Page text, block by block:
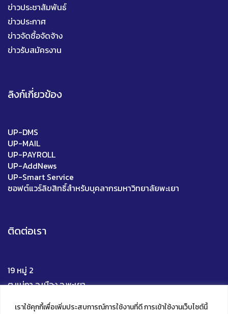
เราใช้คุกกี้เพื่อเพิ่มประสบการณ์การใช้งานที่ดี การเข้าใช้งานเว็บไซต์นี้
ข่าวประชาสัมพันธ์
ข่าวประกาศ
ข่าวจัดซื้อจัดจ้าง
ข่าวรับสมัครงาน
ลิงก์เกี่ยวข้อง
UP-DMS
UP-MAIL
UP-PAYROLL
UP-AddNews
UP-Smart Service
ซอฟต์แวร์ลิขสิทธิ์สำหรับบุคลากรมหาวิทยาลัยพะเยา
ติดต่อเรา
19 หมู่ 2
ต.แม่กา อ.เมือง จ.พะเยา